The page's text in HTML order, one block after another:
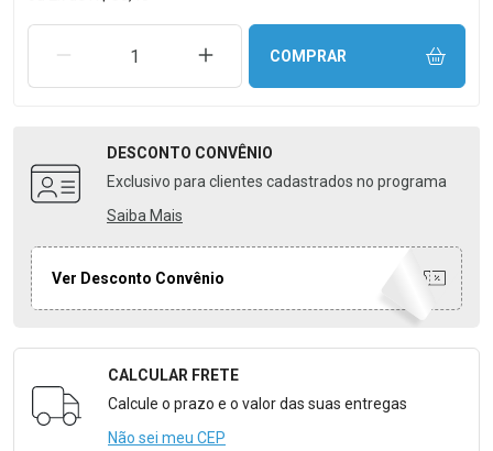
REMOVER UMA UNIDADEAUMENTAR UMA UNIDADE
COMPRAR
DESCONTO CONVÊNIO
Exclusivo para clientes cadastrados no programa
Saiba Mais
Ver Desconto Convênio
Formulário para Calcular o Frete
CALCULAR FRETE
Calcule o prazo e o valor das suas entregas
Não sei meu CEP